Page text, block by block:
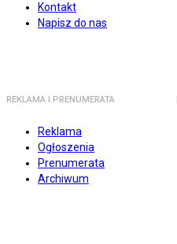
Kontakt
Napisz do nas
REKLAMA I PRENUMERATA
Reklama
Ogłoszenia
Prenumerata
Archiwum